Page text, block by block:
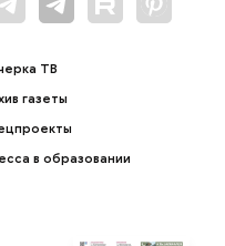
ТВ
газеты
в образовании